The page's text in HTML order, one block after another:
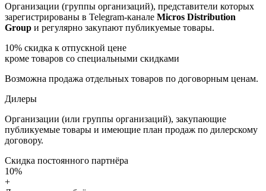
Организации (группы организаций), представители которых
зарегистрированы в Telegram-канале Micros Distribution
Group и регулярно закупают публикуемые товары.
10% скидка к отпускной цене
кроме товаров со специальными скидками
Возможна продажа отдельных товаров по договорным ценам.
Дилеры
Организации (или группы организаций), закупающие
публикуемые товары и имеющие план продаж по дилерскому
договору.
Скидка постоянного партнёра
10%
+